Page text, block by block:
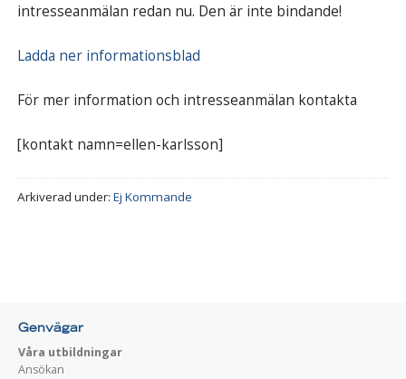
intresseanmälan redan nu. Den är inte bindande!
Ladda ner informationsblad
För mer information och intresseanmälan kontakta
[kontakt namn=ellen-karlsson]
Arkiverad under:Ej Kommande
Genvägar
Våra utbildningar
Ansökan